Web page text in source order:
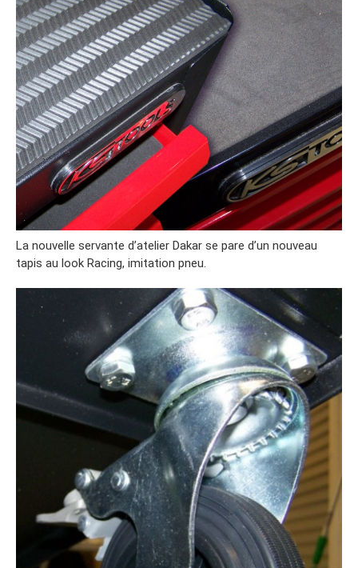
La nouvelle servante d’atelier Dakar se pare d’un nouveau
tapis au look Racing, imitation pneu.